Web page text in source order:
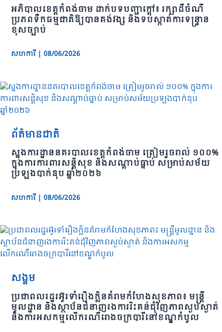
អភិបាលខេត្តកំពង់ចាម ដាក់បទបញ្ជាក្តៅ៖ រក្សាដីចំណី
ប្រភពទឹកធម្មជាតិឱ្យបានគង់វង្ស និងទប់ស្កាត់ការទន្ទ្រាន
ខុសច្បាប់
សហការី | 08/06/2026
ព័ត៌មានជាតិ
ស្នងការដ្ឋាននគរបាលខេត្តកំពង់ចាម ត្រៀមរួចរាល់ ១០០%
ក្នុងការការពារសន្តិសុខ និងសណ្ដាប់ធ្នាប់ សម្រាប់សម័យ
ប្រឡងបាក់ឌុប ឆ្នាំ២០២៦
សហការី | 08/06/2026
សង្គម
ប្រជាពលរដ្ឋរអ៊ូរទាំរឿងក្លិនគំរាមកំហែងសុខភាព៖ មន្ត្រី
មូលដ្ឋាន និងស្ថាប័នជំនាញរងការរិះគន់ជុំវិញភាពស្ងប់ស្ងាត់
និងការអសកម្មលើករណីរោងចក្របារីនៅខណ្ឌកំបូល